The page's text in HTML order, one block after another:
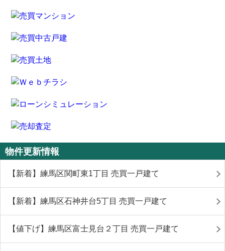
物件更新情報
【新着】練馬区関町東1丁目 売買一戸建て
【新着】練馬区石神井台5丁目 売買一戸建て
【値下げ】練馬区富士見台２丁目 売買一戸建て